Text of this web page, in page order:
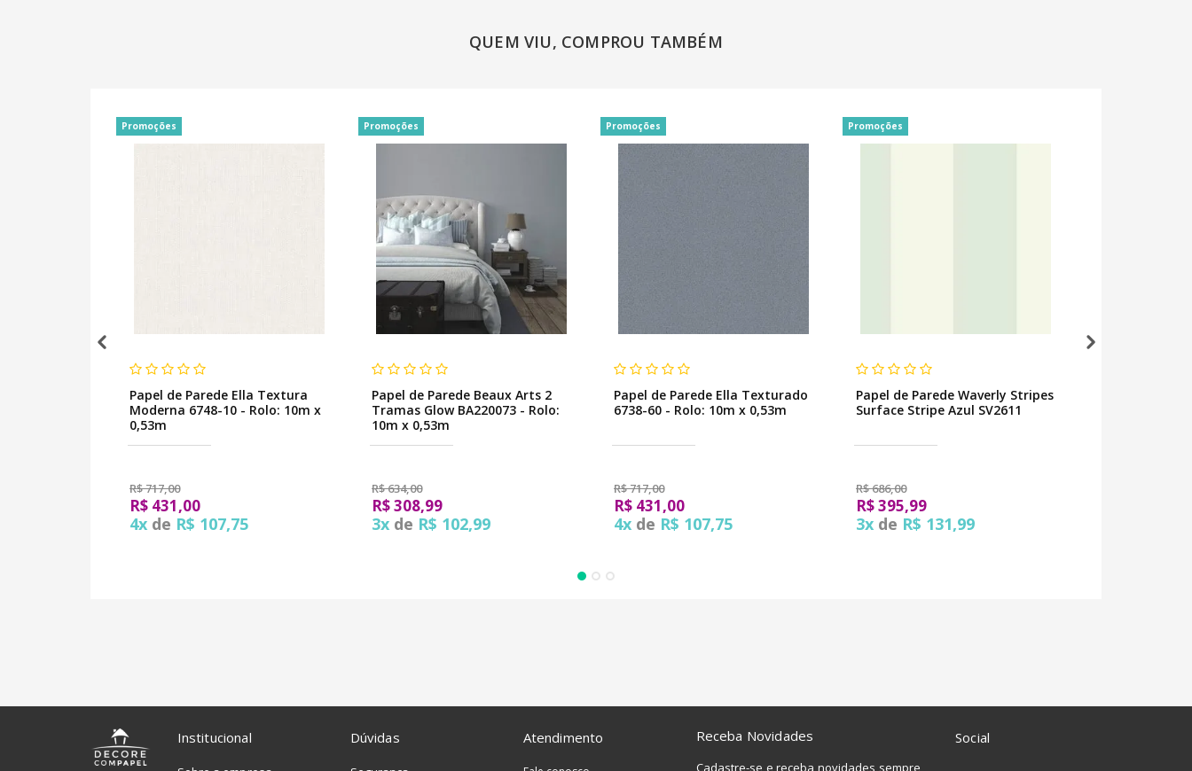
QUEM VIU, COMPROU TAMBÉM
Papel de Parede Ella Textura
Moderna 6748-10 - Rolo: 10m x
0,53m
R$ 717,00
R$ 431,00
4x de R$ 107,75
Promoções
Papel de Parede Beaux Arts 2
Tramas Glow BA220073 - Rolo:
10m x 0,53m
R$ 634,00
R$ 308,99
3x de R$ 102,99
Promoções
Papel de Parede Ella Texturado
6738-60 - Rolo: 10m x 0,53m
R$ 717,00
R$ 431,00
4x de R$ 107,75
Promoções
Papel de Parede Waverly Stripes
Surface Stripe Azul SV2611
R$ 686,00
R$ 395,99
3x de R$ 131,99
Promoções
Institucional Dúvidas Atendimento Receba Novidades
Cadastre-se e receba novidades sempre
Social